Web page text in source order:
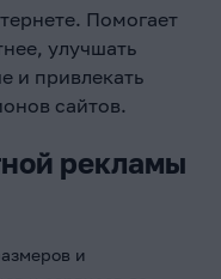
Помогает
улучшать
и привлекать
сайтов.
рекламы
и